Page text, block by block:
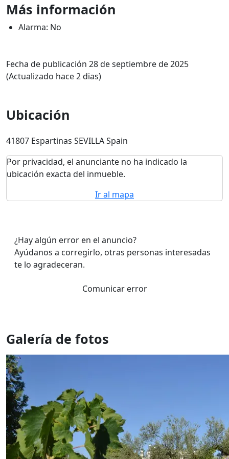
Más información
Alarma: No
Fecha de publicación 28 de septiembre de 2025
(Actualizado hace 2 dias)
Ubicación
41807 Espartinas SEVILLA Spain
Por privacidad, el anunciante no ha indicado la
ubicación exacta del inmueble.
Ir al mapa
¿Hay algún error en el anuncio?
Ayúdanos a corregirlo, otras personas interesadas
te lo agradeceran.
Comunicar error
Galería de fotos